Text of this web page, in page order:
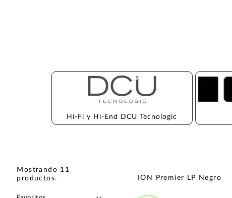
Hi-Fi y Hi-End DCU Tecnologic
Mostrando 11
productos. ION Premier LP Negro